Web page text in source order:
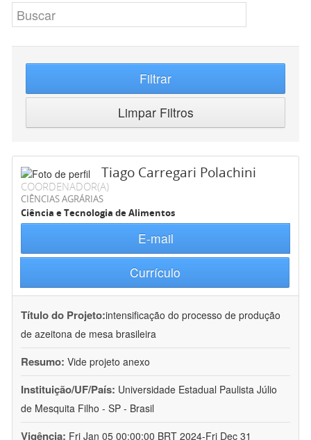
Filtrar
Limpar Filtros
Tiago Carregari Polachini
COORDENADOR(A)
CIÊNCIAS AGRÁRIAS
Ciência e Tecnologia de Alimentos
E-mail
Currículo
Título do Projeto:intensificação do processo de produção
de azeitona de mesa brasileira
Resumo: Vide projeto anexo
Instituição/UF/País: Universidade Estadual Paulista Júlio
de Mesquita Filho - SP - Brasil
Vigência: Fri Jan 05 00:00:00 BRT 2024-Fri Dec 31